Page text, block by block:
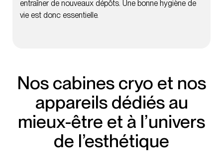
entraîner de nouveaux dépôts. Une bonne hygiène de
vie est donc essentielle.
Nos cabines cryo et nos
appareils dédiés au
mieux-être et à l’univers
de l’esthétique